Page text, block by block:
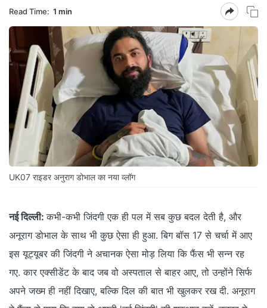
Read Time: 1 min
UK07 राइडर अनुराग डोभाल का नया व्लॉग
नई दिल्ली: कभी-कभी जिंदगी एक ही पल में सब कुछ बदल देती है, और
अनूराग डोभाल के साथ भी कुछ ऐसा ही हुआ. बिग बॉस 17 से चर्चा में आए
इस यूट्यूबर की जिंदगी ने अचानक ऐसा मोड़ लिया कि फैंस भी सन्न रह
गए. कार एक्सीडेंट के बाद जब वो अस्पताल से बाहर आए, तो उन्होंने सिर्फ
अपने जख्म ही नहीं दिखाए, बल्कि दिल की बात भी खुलकर रख दी. अनूराग